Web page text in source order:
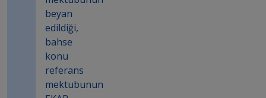
beyan
edildiği,
bahse
konu
referans
mektubunun